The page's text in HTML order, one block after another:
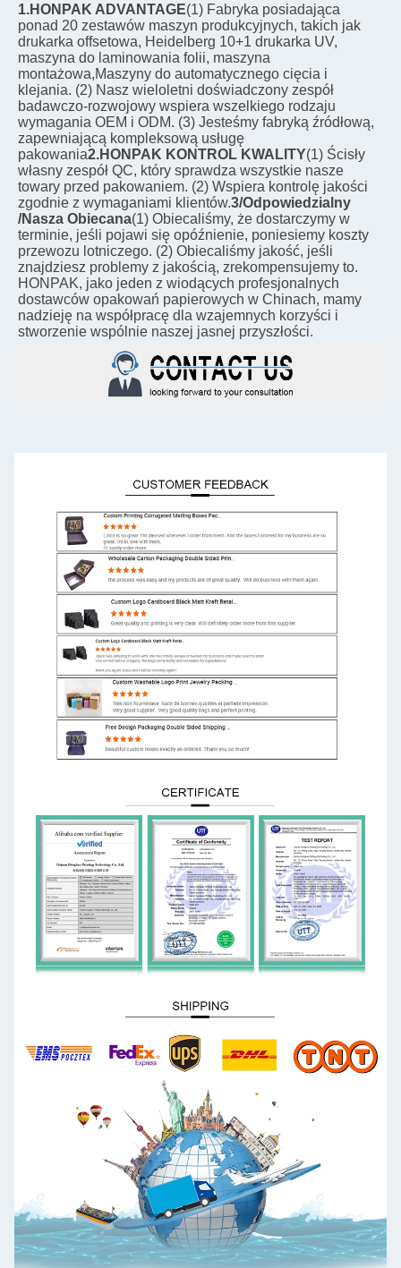
1.HONPAK ADVANTAGE(1) Fabryka posiadająca
ponad 20 zestawów maszyn produkcyjnych, takich jak
drukarka offsetowa, Heidelberg 10+1 drukarka UV,
maszyna do laminowania folii, maszyna
montażowa,Maszyny do automatycznego cięcia i
klejania. (2) Nasz wieloletni doświadczony zespół
badawczo-rozwojowy wspiera wszelkiego rodzaju
wymagania OEM i ODM. (3) Jesteśmy fabryką źródłową,
zapewniającą kompleksową usługę
pakowania2.HONPAK KONTROL KWALITY(1) Ścisły
własny zespół QC, który sprawdza wszystkie nasze
towary przed pakowaniem. (2) Wspiera kontrolę jakości
zgodnie z wymaganiami klientów.3/Odpowiedzialny
/Nasza Obiecana(1) Obiecaliśmy, że dostarczymy w
terminie, jeśli pojawi się opóźnienie, poniesiemy koszty
przewozu lotniczego. (2) Obiecaliśmy jakość, jeśli
znajdziesz problemy z jakością, zrekompensujemy to.
HONPAK, jako jeden z wiodących profesjonalnych
dostawców opakowań papierowych w Chinach, mamy
nadzieję na współpracę dla wzajemnych korzyści i
stworzenie wspólnie naszej jasnej przyszłości.